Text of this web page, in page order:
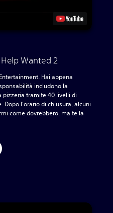
Wanted 2
Hai appena
includono la
pizzeria tramite 40 livelli di
Dopo l'orario di chiusura, alcuni
come dovrebbero, ma te la